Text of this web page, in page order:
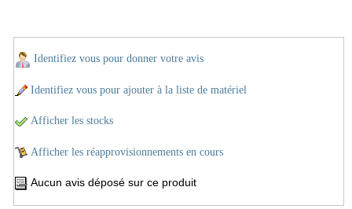
Identifiez vous pour donner votre avis
Identifiez vous pour ajouter à la liste de matériel
Afficher les stocks
Afficher les réapprovisionnements en cours
Aucun avis déposé sur ce produit